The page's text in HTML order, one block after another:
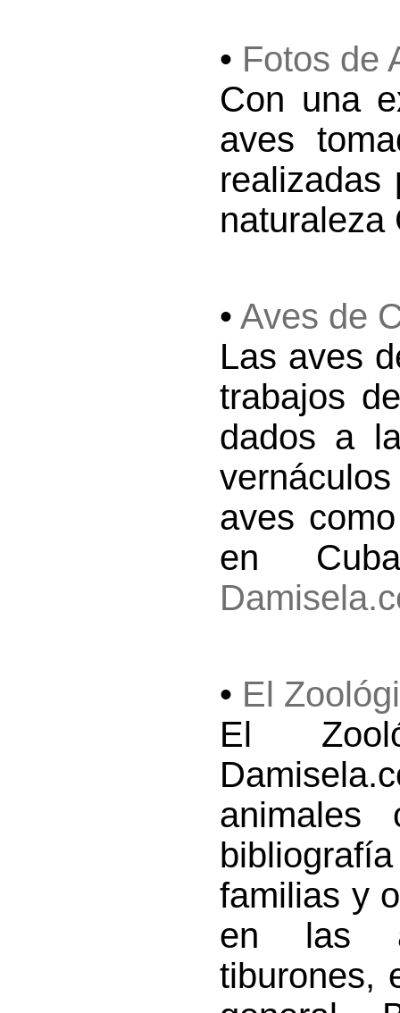
• Fotos de
Con una
aves
realizadas
naturaleza
• Aves de
Las aves
trabajos
dados a
aves
en
• El
El
animales
familias y
en las
tiburones,